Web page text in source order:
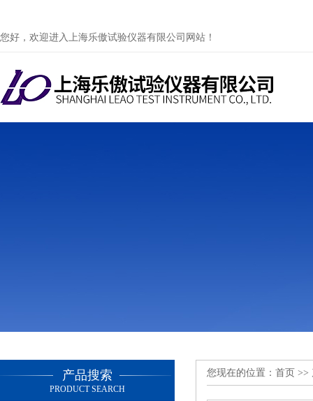
您好，欢迎进入上海乐傲试验仪器有限公司网站！
产品搜索
PRODUCT SEARCH
您现在的位置： 首页 >>